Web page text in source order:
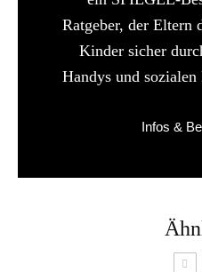
Ratgeber, der Eltern
Kinder sicher
Handys und
Infos &